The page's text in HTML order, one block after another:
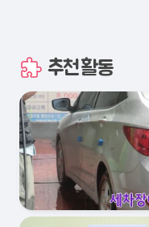
추천활동